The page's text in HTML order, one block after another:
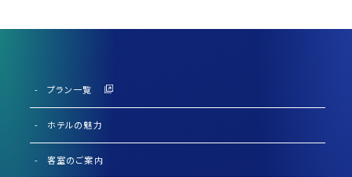
プラン一覧
ホテルの魅力
客室のご案内